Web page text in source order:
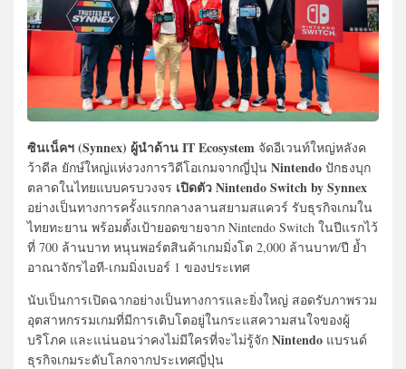
ซินเน็คฯ (Synnex) ผู้นำด้าน IT Ecosystem จัดอีเวนท์ใหญ่หลังค
ว้าดีล ยักษ์ใหญ่แห่งวงการวิดีโอเกมจากญี่ปุ่น Nintendo ปักธงบุก
ตลาดในไทยแบบครบวงจร เปิดตัว Nintendo Switch by Synnex
อย่างเป็นทางการครั้งแรกกลางลานสยามสแควร์ รับธุรกิจเกมใน
ไทยทะยาน พร้อมตั้งเป้ายอดขายจาก Nintendo Switch ในปีแรกไว้
ที่ 700 ล้านบาท หนุนพอร์ตสินค้าเกมมิ่งโต 2,000 ล้านบาท/ปี ย้ำ
อาณาจักรไอที-เกมมิ่งเบอร์ 1 ของประเทศ
นับเป็นการเปิดฉากอย่างเป็นทางการและยิ่งใหญ่ สอดรับภาพรวม
อุตสาหกรรมเกมที่มีการเติบโตอยู่ในกระแสความสนใจของผู้
บริโภค และแน่นอนว่าคงไม่มีใครที่จะไม่รู้จัก Nintendo แบรนด์
ธุรกิจเกมระดับโลกจากประเทศญี่ปุ่น